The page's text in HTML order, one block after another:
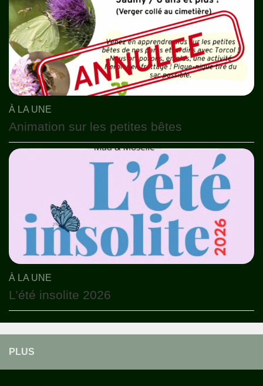
À LA UNE
Animation sur les petites bêtes
À LA UNE
L’été insolite 2026
PLUS